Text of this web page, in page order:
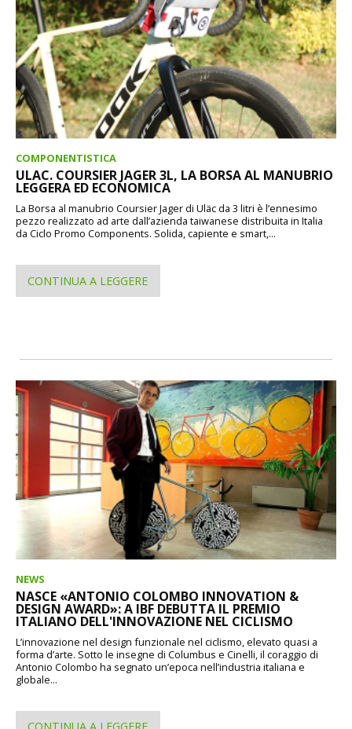
COMPONENTISTICA
ULAC. COURSIER JAGER 3L, LA BORSA AL MANUBRIO
LEGGERA ED ECONOMICA
La Borsa al manubrio Coursier Jager di Uläc da 3 litri è l’ennesimo
pezzo realizzato ad arte dall’azienda taiwanese distribuita in Italia
da Ciclo Promo Components. Solida, capiente e smart,...
CONTINUA A LEGGERE
NEWS
NASCE «ANTONIO COLOMBO INNOVATION &
DESIGN AWARD»: A IBF DEBUTTA IL PREMIO
ITALIANO DELL'INNOVAZIONE NEL CICLISMO
L’innovazione nel design funzionale nel ciclismo, elevato quasi a
forma d’arte. Sotto le insegne di Columbus e Cinelli, il coraggio di
Antonio Colombo ha segnato un’epoca nell’industria italiana e
globale...